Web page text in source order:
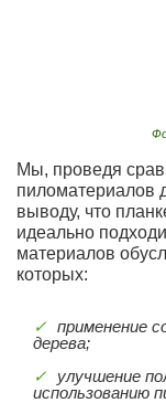
Мы, проведя
пиломатериалов
выводу, что
идеально
материалов
которых:
применение
дерева;
улучшение
использованию